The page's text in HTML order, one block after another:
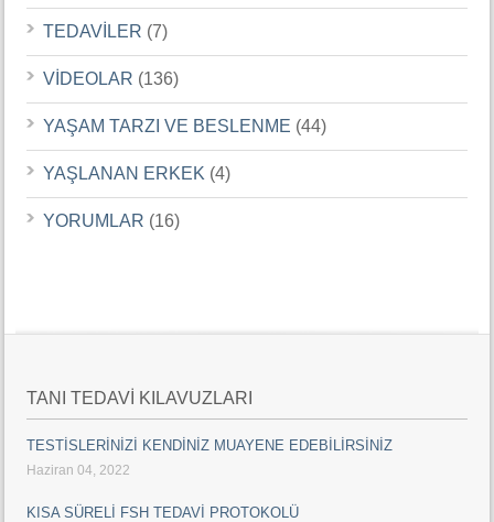
TEDAVİLER (7)
VİDEOLAR (136)
YAŞAM TARZI VE BESLENME (44)
YAŞLANAN ERKEK (4)
YORUMLAR (16)
TANI TEDAVİ KILAVUZLARI
TESTİSLERİNİZİ KENDİNİZ MUAYENE EDEBİLİRSİNİZ
Haziran 04, 2022
KISA SÜRELİ FSH TEDAVİ PROTOKOLÜ